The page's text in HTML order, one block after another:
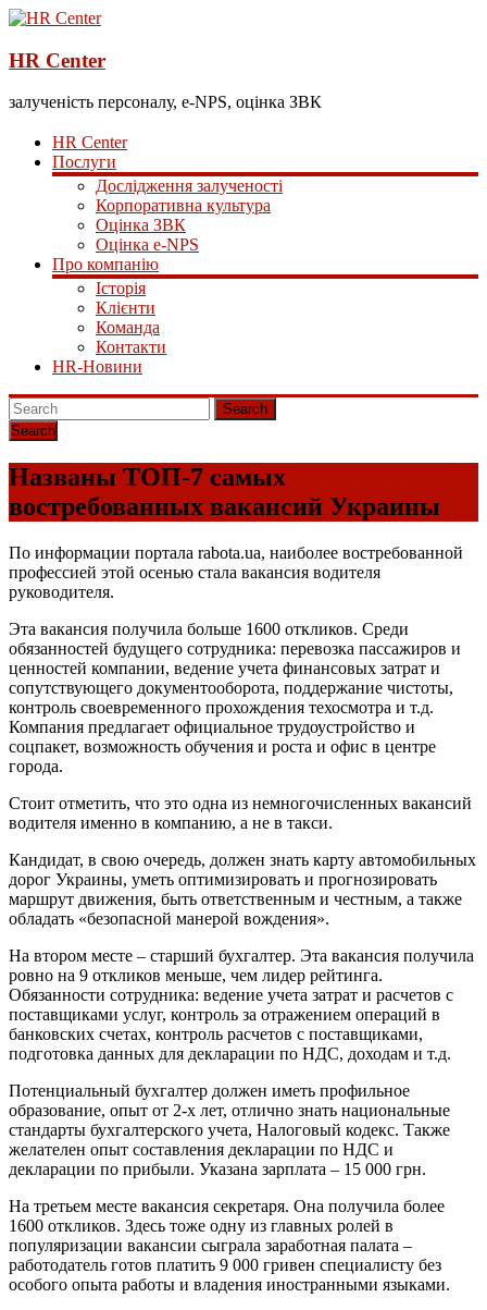
HR Center
залученість персоналу, e-NPS, оцінка ЗВК
HR Center
Послуги
Дослідження залученості
Корпоративна культура
Оцінка ЗВК
Оцінка e-NPS
Про компанію
Історія
Клієнти
Команда
Контакти
HR-Новини
Search
Названы ТОП-7 самых
востребованных вакансий Украины
По информации портала rabota.ua, наиболее востребованной
профессией этой осенью стала вакансия водителя
руководителя.
Эта вакансия получила больше 1600 откликов. Среди
обязанностей будущего сотрудника: перевозка пассажиров и
ценностей компании, ведение учета финансовых затрат и
сопутствующего документооборота, поддержание чистоты,
контроль своевременного прохождения техосмотра и т.д.
Компания предлагает официальное трудоустройство и
соцпакет, возможность обучения и роста и офис в центре
города.
Стоит отметить, что это одна из немногочисленных вакансий
водителя именно в компанию, а не в такси.
Кандидат, в свою очередь, должен знать карту автомобильных
дорог Украины, уметь оптимизировать и прогнозировать
маршрут движения, быть ответственным и честным, а также
обладать «безопасной манерой вождения».
На втором месте – старший бухгалтер. Эта вакансия получила
ровно на 9 откликов меньше, чем лидер рейтинга.
Обязанности сотрудника: ведение учета затрат и расчетов с
поставщиками услуг, контроль за отражением операций в
банковских счетах, контроль расчетов с поставщиками,
подготовка данных для декларации по НДС, доходам и т.д.
Потенциальный бухгалтер должен иметь профильное
образование, опыт от 2-х лет, отлично знать национальные
стандарты бухгалтерского учета, Налоговый кодекс. Также
желателен опыт составления декларации по НДС и
декларации по прибыли. Указана зарплата – 15 000 грн.
На третьем месте вакансия секретаря. Она получила более
1600 откликов. Здесь тоже одну из главных ролей в
популяризации вакансии сыграла заработная палата –
работодатель готов платить 9 000 гривен специалисту без
особого опыта работы и владения иностранными языками.